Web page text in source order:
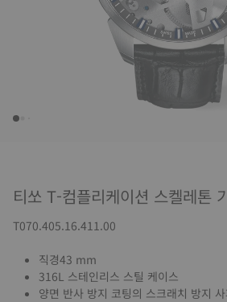
티쏘 T-컴플리케이션 스켈레톤
T070.405.16.411.00
직경43 mm
316L 스테인리스 스틸 케이스
양면 반사 방지 코팅의 스크래치 방지